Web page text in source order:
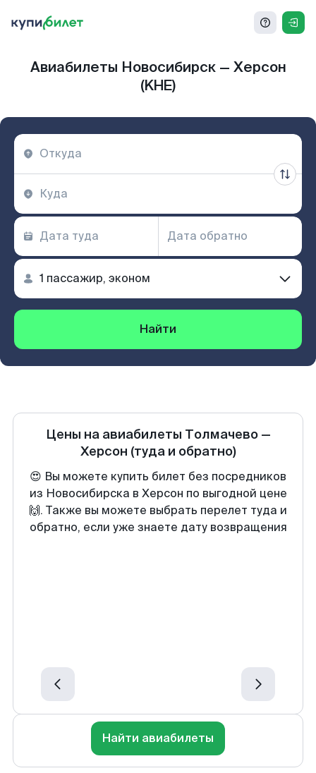
Авиабилеты Новосибирск — Херсон
(KHE)
Найти
Цены на авиабилеты Толмачево—
Херсон (туда и обратно)
😍 Вы можете купить билет без посредников
из Новосибирска в Херсон по выгодной цене
🙌. Также вы можете выбрать перелет туда и
обратно, если уже знаете дату возвращения
Найти авиабилеты